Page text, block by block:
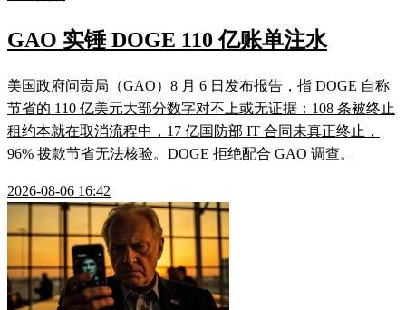
GAO 实锤 DOGE 110 亿账单注水
美国政府问责局（GAO）8 月 6 日发布报告，指 DOGE 自称
节省的 110 亿美元大部分数字对不上或无证据：108 条被终止
租约本就在取消流程中，17 亿国防部 IT 合同未真正终止，
96% 拨款节省无法核验。DOGE 拒绝配合 GAO 调查。
2026-08-06 16:42